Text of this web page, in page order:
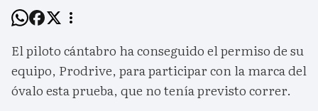
El piloto cántabro ha conseguido el permiso de su
equipo, Prodrive, para participar con la marca del
óvalo esta prueba, que no tenía previsto correr.